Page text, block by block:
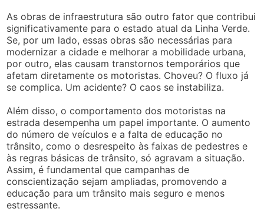
As obras de infraestrutura são outro fator que contribui
significativamente para o estado atual da Linha Verde.
Se, por um lado, essas obras são necessárias para
modernizar a cidade e melhorar a mobilidade urbana,
por outro, elas causam transtornos temporários que
afetam diretamente os motoristas. Choveu? O fluxo já
se complica. Um acidente? O caos se instabiliza.
Além disso, o comportamento dos motoristas na
estrada desempenha um papel importante. O aumento
do número de veículos e a falta de educação no
trânsito, como o desrespeito às faixas de pedestres e
às regras básicas de trânsito, só agravam a situação.
Assim, é fundamental que campanhas de
conscientização sejam ampliadas, promovendo a
educação para um trânsito mais seguro e menos
estressante.